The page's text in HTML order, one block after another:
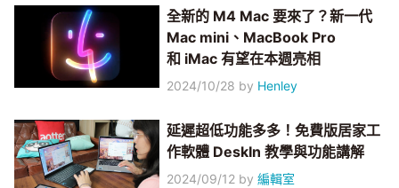
全新的 M4 Mac 要來了？新一代
Mac mini、MacBook Pro
和 iMac 有望在本週亮相
2024/10/28 by Henley
延遲超低功能多多！免費版居家工
作軟體 DeskIn 教學與功能講解
2024/09/12 by編輯室